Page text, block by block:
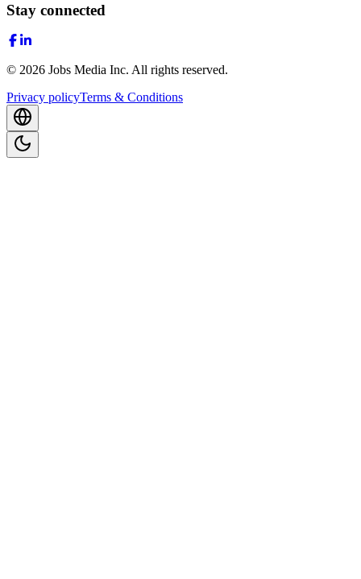
Stay connected
© 2026 Jobs Media Inc. All rights reserved.
Privacy policyTerms & Conditions